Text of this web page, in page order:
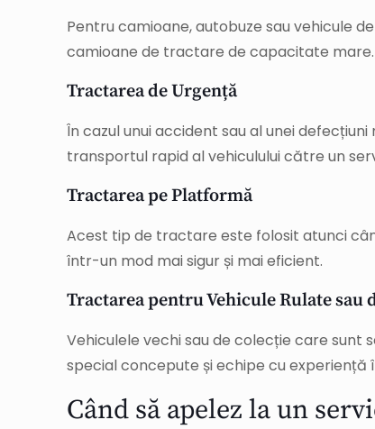
Pentru camioane, autobuze sau vehicule
camioane de tractare de capacitate mare.
Tractarea de Urgență
În cazul unui accident sau al unei
transportul rapid al vehiculului către un
Tractarea pe Platformă
Acest tip de tractare este folosit atunci
într-un mod mai sigur și mai eficient.
Tractarea pentru Vehicule Rulate sau
Vehiculele vechi sau de colecție care
special concepute și echipe cu experiență
Când să apelez la un